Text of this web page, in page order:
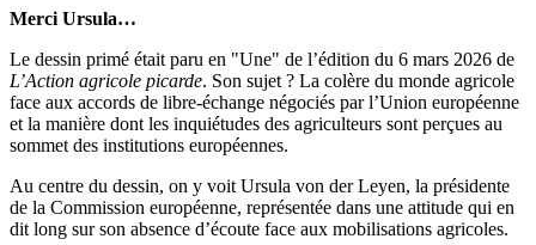
Merci Ursula…
Le dessin primé était paru en "Une" de l’édition du 6 mars 2026 de
L’Action agricole picarde. Son sujet ? La colère du monde agricole
face aux accords de libre-échange négociés par l’Union européenne
et la manière dont les inquiétudes des agriculteurs sont perçues au
sommet des institutions européennes.
Au centre du dessin, on y voit Ursula von der Leyen, la présidente
de la Commission européenne, représentée dans une attitude qui en
dit long sur son absence d’écoute face aux mobilisations agricoles.